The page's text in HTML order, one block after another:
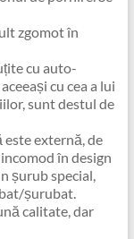
zgomot în
cu auto-
cu cea a lui
sunt destul de
este externă, de
în design
șurub special,
șurubat.
calitate, dar